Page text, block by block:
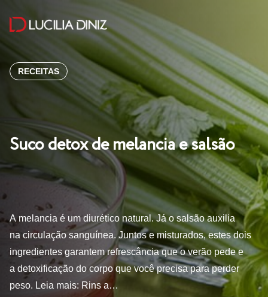
RECEITAS
Suco detox de melancia e salsão
A melancia é um diurético natural. Já o salsão auxilia
na circulação sanguínea. Juntos e misturados, estes dois
ingredientes garantem refrescância que o verão pede e
a detoxificação do corpo que você precisa para perder
peso. Leia mais: Rins a…